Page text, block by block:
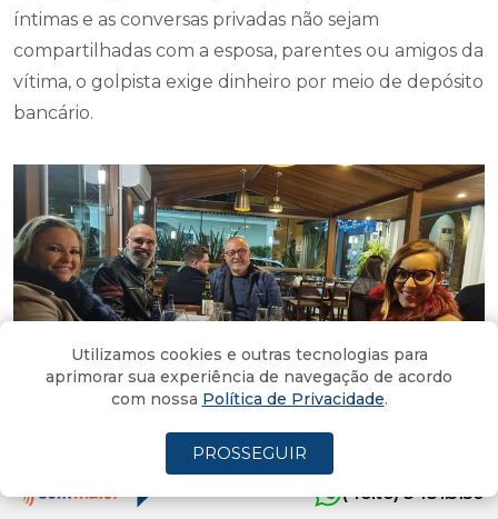
íntimas e as conversas privadas não sejam
compartilhadas com a esposa, parentes ou amigos da
vítima, o golpista exige dinheiro por meio de depósito
bancário.
Simone Coelho, Alexandre Kronemberger, Altenir Machado
e Renata Indalecio no jantar de ontem na Tratoria
Montalccino
(4oito) 3431.5150
Utilizamos cookies e outras tecnologias para
aprimorar sua experiência de navegação de acordo
com nossa Política de Privacidade.
PROSSEGUIR